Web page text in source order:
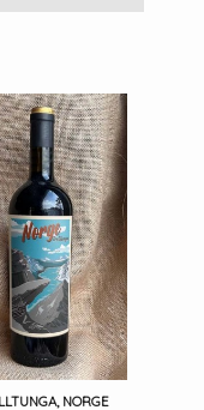
NORGE